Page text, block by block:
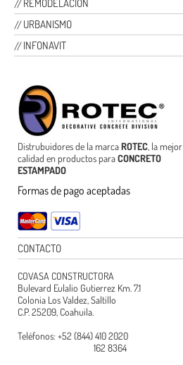
REMODELACIÓN
URBANISMO
INFONAVIT
Distrubuidores de la marcaROTEC , la mejor
calidad en productos paraCONCRETO
ESTAMPADO
Formas de pago aceptadas
CONTACTO
COVASA CONSTRUCTORA
Bulevard Eulalio Gutierrez Km. 7.1
Colonia Los Valdez, Saltillo
C.P. 25209, Coahuila.
Teléfonos: +52 (844) 410 2020
162 8364